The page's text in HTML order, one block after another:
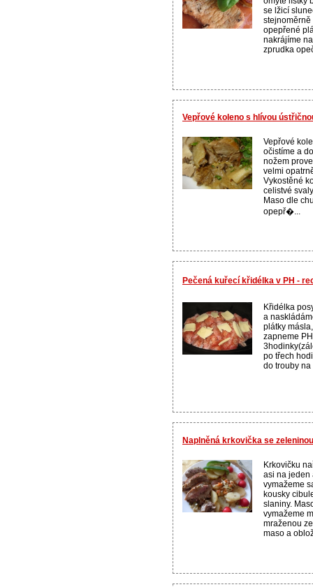
se lžicí
opepřené
nakrájíme
zprudka
Vepřové koleno s hlívou
Vepřové
očistíme a
nožem
velmi
Vykostěné
celistvé
Maso dle
opepř�...
Pečená kuřecí křidélka v PH -
Křidélka
a
plátky
zapneme
po třech
do trouby na
Naplněná krkovička se
Krkovičku
asi na jeden
vymažeme
kousky
slaniny.
vymažeme
mraženou
maso a